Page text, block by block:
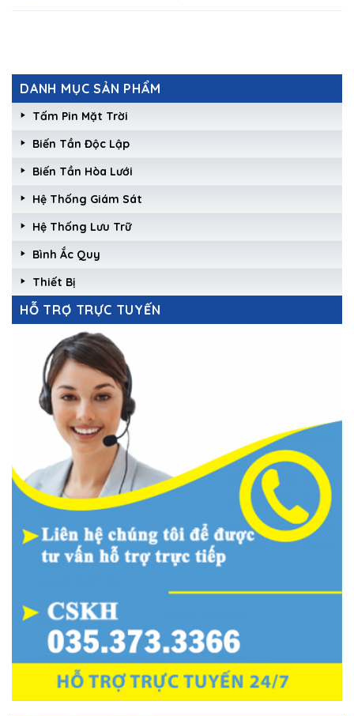
DANH MỤC SẢN PHẨM
Tấm Pin Mặt Trời
Biến Tần Độc Lập
Biến Tần Hòa Lưới
Hệ Thống Giám Sát
Hệ Thống Lưu Trữ
Bình Ắc Quy
Thiết Bị
HỖ TRỢ TRỰC TUYẾN